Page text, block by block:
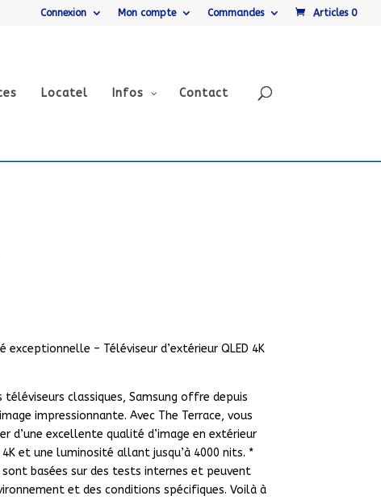
Connexion Mon compte Commandes Articles 0
Locatel Infos Contact
exceptionnelle – Téléviseur d’extérieur QLED 4K
classiques, Samsung offre depuis
impressionnante. Avec The Terrace, vous
d’une excellente qualité d’image en extérieur
et une luminosité allant jusqu’à 4000 nits. *
basées sur des tests internes et peuvent
et des conditions spécifiques. Voilà à